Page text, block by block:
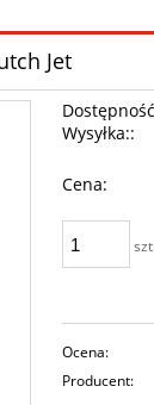
Jet
Wysyłka::
Cena:
Ocena:
Producent: